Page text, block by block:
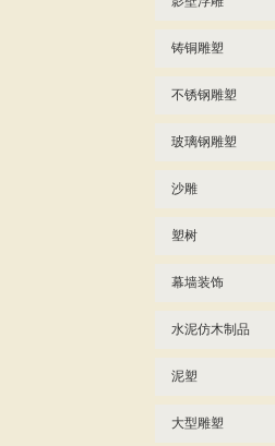
铸铜雕塑
- 铸铜观音佛像
不锈钢雕塑
- 不锈钢校园雕塑
- 不锈钢人物雕塑
- 不锈钢党建雕塑
玻璃钢雕塑
- 玻璃钢佛像雕塑
沙雕
塑树
幕墙装饰
水泥仿木制品
泥塑
大型雕塑